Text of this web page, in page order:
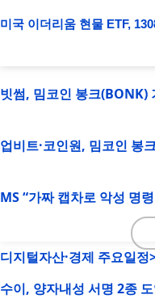
미국 이더리움 현물 ETF,
빗썸, 밈코인 봉크(BONK)
업비트·코인원, 밈코인 봉
MS “가짜 캡차로 악성 명
디지털자산·경제 주요일정
수이, 양자내성 서명 2종